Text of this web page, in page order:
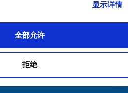
显示详情
全部允许
拒绝